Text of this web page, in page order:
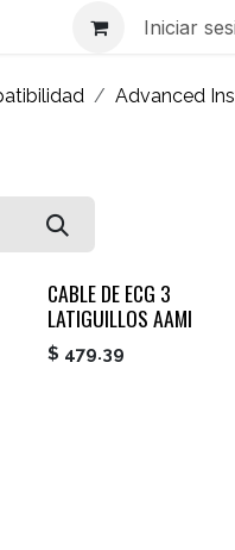
Iniciar
Advanced
CABLE DE ECG 3
LATIGUILLOS AAMI
$ 479.39